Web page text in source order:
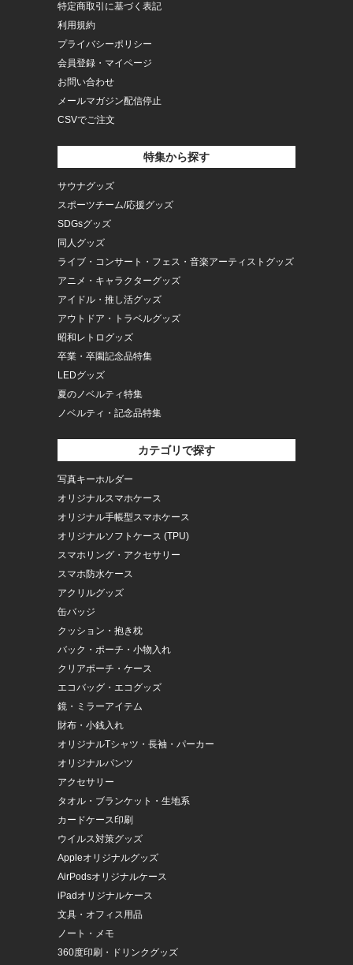
特定商取引に基づく表記
利用規約
プライバシーポリシー
会員登録・マイページ
お問い合わせ
メールマガジン配信停止
CSVでご注文
特集から探す
サウナグッズ
スポーツチーム/応援グッズ
SDGsグッズ
同人グッズ
ライブ・コンサート・フェス・音楽アーティストグッズ
アニメ・キャラクターグッズ
アイドル・推し活グッズ
アウトドア・トラベルグッズ
昭和レトログッズ
卒業・卒園記念品特集
LEDグッズ
夏のノベルティ特集
ノベルティ・記念品特集
カテゴリで探す
写真キーホルダー
オリジナルスマホケース
オリジナル手帳型スマホケース
オリジナルソフトケース (TPU)
スマホリング・アクセサリー
スマホ防水ケース
アクリルグッズ
缶バッジ
クッション・抱き枕
バック・ポーチ・小物入れ
クリアポーチ・ケース
エコバッグ・エコグッズ
鏡・ミラーアイテム
財布・小銭入れ
オリジナルTシャツ・長袖・パーカー
オリジナルパンツ
アクセサリー
タオル・ブランケット・生地系
カードケース印刷
ウイルス対策グッズ
Appleオリジナルグッズ
AirPodsオリジナルケース
iPadオリジナルケース
文具・オフィス用品
ノート・メモ
360度印刷・ドリンクグッズ